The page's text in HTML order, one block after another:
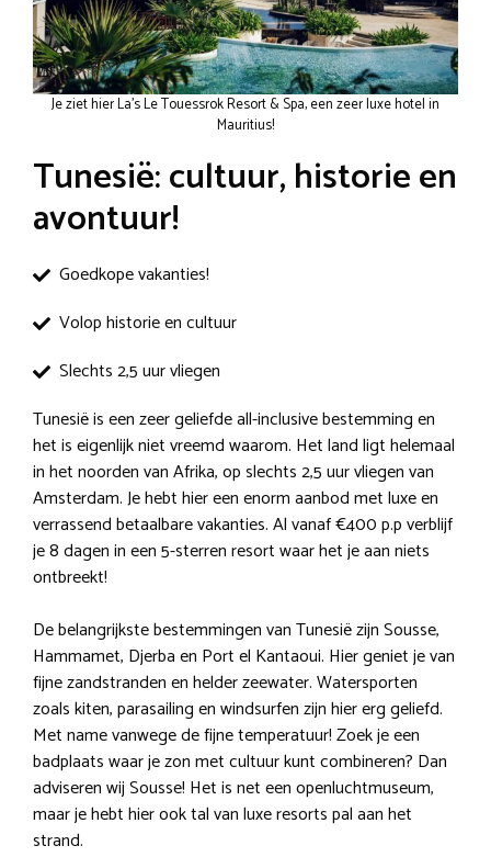
Je ziet hier La’s Le Touessrok Resort & Spa, een zeer luxe hotel in
Mauritius!
Tunesië: cultuur, historie en
avontuur!
Goedkope vakanties!
Volop historie en cultuur
Slechts 2,5 uur vliegen
Tunesië is een zeer geliefde all-inclusive bestemming en
het is eigenlijk niet vreemd waarom. Het land ligt helemaal
in het noorden van Afrika, op slechts 2,5 uur vliegen van
Amsterdam. Je hebt hier een enorm aanbod met luxe en
verrassend betaalbare vakanties. Al vanaf €400 p.p verblijf
je 8 dagen in een 5-sterren resort waar het je aan niets
ontbreekt!
De belangrijkste bestemmingen van Tunesië zijn Sousse,
Hammamet, Djerba en Port el Kantaoui. Hier geniet je van
fijne zandstranden en helder zeewater. Watersporten
zoals kiten, parasailing en windsurfen zijn hier erg geliefd.
Met name vanwege de fijne temperatuur! Zoek je een
badplaats waar je zon met cultuur kunt combineren? Dan
adviseren wij Sousse! Het is net een openluchtmuseum,
maar je hebt hier ook tal van luxe resorts pal aan het
strand.